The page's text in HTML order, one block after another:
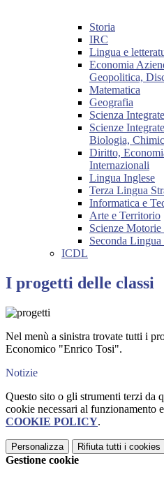
Storia
IRC
Lingua e
Economia
Geopolitica,
Matematica
Geografia
Scienza
Scienze
Biologia,
Diritto,
Internazionali
Lingua Inglese
Terza Lingua
Informatica e
Arte e Territorio
Scienze
Seconda Lingua
ICDL
I progetti delle classi
Nel menù a sinistra trovate tutti i
Economico "Enrico Tosi".
Notizie
Questo sito o gli strumenti terzi da
cookie necessari al funzionamento
COOKIE POLICY.
Personalizza Rifiuta tutti i cookies
Gestione cookie